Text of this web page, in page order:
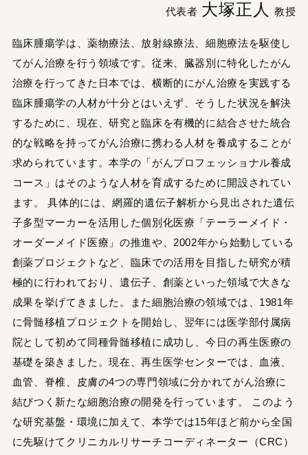
代表者 大塚正人 教授
臨床腫瘍学は、薬物療法、放射線療法、細胞療法を駆使し
てがん治療を行う領域です。従来、臓器別に特化したがん
治療を行ってきた日本では、横断的にがん治療を実践する
臨床腫瘍学の人材が十分とはいえず、そうした状況を解決
するために、現在、研究と臨床を有機的に結合させた統合
的な戦略を持ってがん治療に携わる人材を養成することが
求められています。本学の「がんプロフェッショナル養成
コース」はそのような人材を育成するために開設されてい
ます。 具体的には、網羅的遺伝子解析から見出された遺伝
子多型マーカーを活用した個別化医療「テーラーメイド・
オーダーメイド医療」の推進や、2002年から始動している
創薬プロジェクトなど、臨床での活用を目指した研究が積
極的に行われており、遺伝子、創薬といった領域で大きな
成果を挙げてきました。また細胞治療の領域では、1981年
に骨髄移植プロジェクトを開始し、翌年には医学部付属病
院として初めて同種骨髄移植に成功し、今日の再生医療の
基礎を築きました。現在、再生医学センターでは、血液、
血管、脊椎、皮膚の4つの専門領域に分かれてがん治療に
結びつく新たな細胞治療の開発を行っています。 このよう
な研究基盤・環境に加えて、本学では15年ほど前から全国
に先駆けてクリニカルリサーチコーディネーター（CRC）